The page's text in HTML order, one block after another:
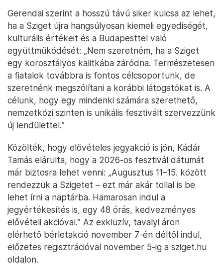
Gerendai szerint a hosszú távú siker kulcsa az lehet,
ha a Sziget újra hangsúlyosan kiemeli egyediségét,
kulturális értékeit és a Budapesttel való
együttműködését: „Nem szeretném, ha a Sziget
egy korosztályos kalitkába záródna. Természetesen
a fiatalok továbbra is fontos célcsoportunk, de
szeretnénk megszólítani a korábbi látogatókat is. A
célunk, hogy egy mindenki számára szerethető,
nemzetközi szinten is unikális fesztivált szervezzünk
új lendülettel.”
Közölték, hogy elővételes jegyakció is jön, Kádár
Tamás elárulta, hogy a 2026-os fesztivál dátumát
már biztosra lehet venni: „Augusztus 11–15. között
rendezzük a Szigetet – ezt már akár tollal is be
lehet írni a naptárba. Hamarosan indul a
jegyértékesítés is, egy 48 órás, kedvezményes
elővételi akcióval.” Az exkluzív, tavalyi áron
elérhető bérletakció november 7-én déltől indul,
előzetes regisztrációval november 5-ig a sziget.hu
oldalon.